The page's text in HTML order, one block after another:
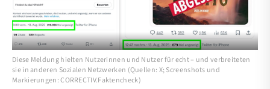
Diese Meldung hielten Nutzerinnen und Nutzer für echt – und verbreiteten
sie in anderen Sozialen Netzwerken (Quellen: X; Screenshots und
Markierungen: CORRECTIV.Faktencheck)